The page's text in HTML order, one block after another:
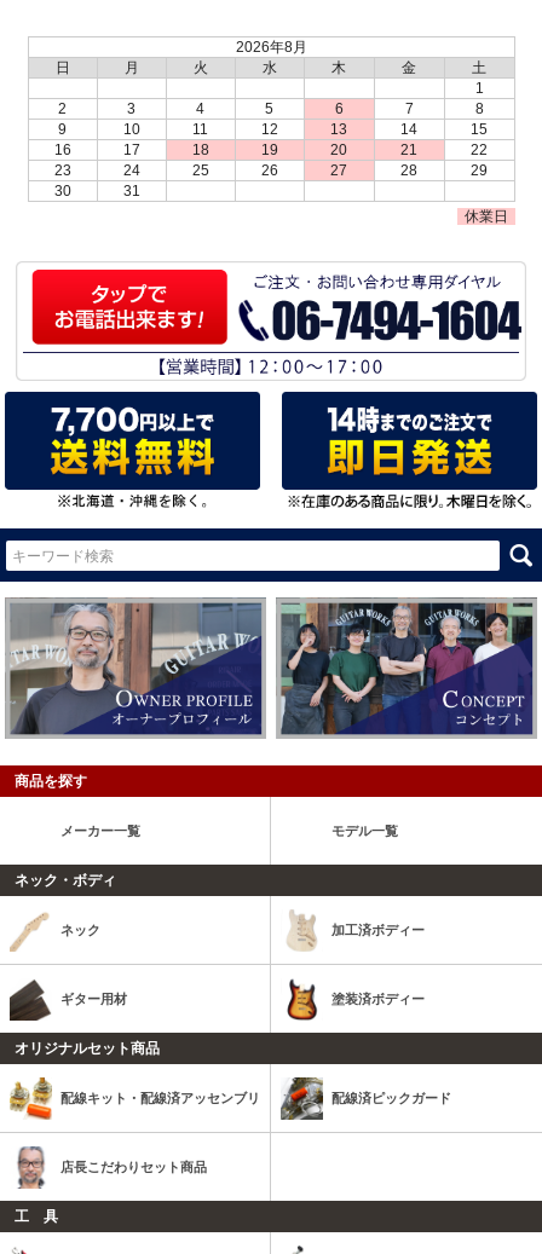
2026年8月
日
月 火 水 木 金
土
1
2
3 4 5 6 7
8
9
10 11 12 13 14
15
16
17 18 19 20 21
22
23
24 25 26 27 28
29
30
31
休業日
商品を探す
メーカー一覧 モデル一覧
ネック・ボディ
ネック 加工済ボディー
ギター用材 塗装済ボディー
オリジナルセット商品
配線キット・配線済アッセンブリ 配線済ピックガード
店長こだわりセット商品
工 具